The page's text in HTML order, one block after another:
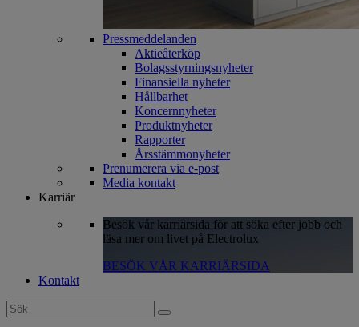
Pressmeddelanden
Aktieåterköp
Bolagsstyrningsnyheter
Finansiella nyheter
Hållbarhet
Koncernnyheter
Produktnyheter
Rapporter
Årsstämmonyheter
Prenumerera via e-post
Media kontakt
Karriär
Besök vår karriärsida för att söka efter jobb och
läsa mer om livet på Electrolux
BESÖK VÅR KARRIÄRSIDA
Kontakt
Search
for: